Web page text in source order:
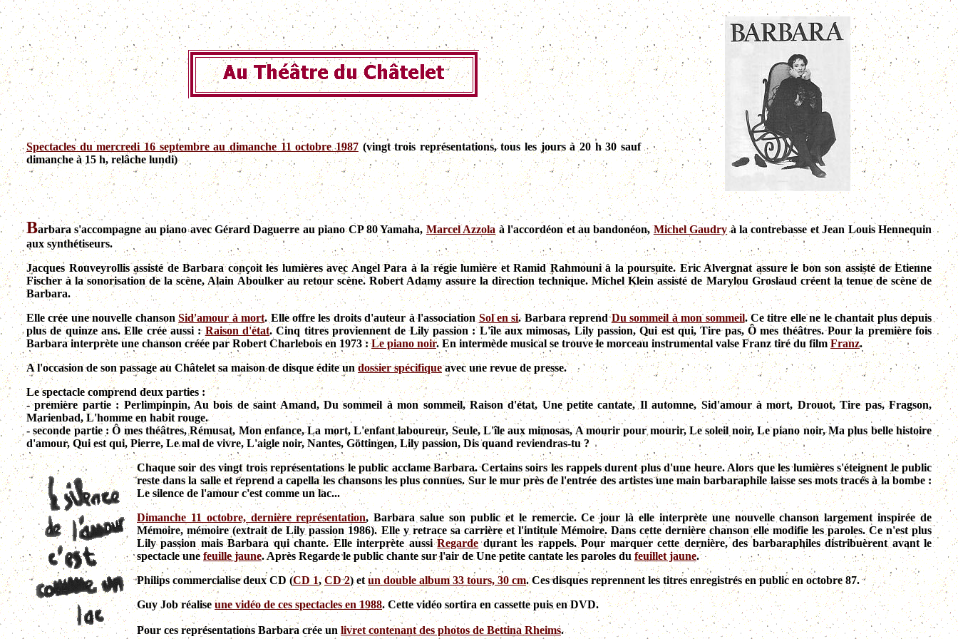
Spectacles du mercredi 16 septembre au dimanche 11 octobre 1987 (vingt trois représentations, tous les jours à 20 h 30 sauf
dimanche à 15 h, relâche lundi)
Barbara s'accompagne au piano avec Gérard Daguerre au piano CP 80 Yamaha, Marcel Azzolaà l'accordéon et au bandonéon,Michel Gaudryà la contrebasse et Jean Louis Hennequin
aux synthétiseurs.
Jacques Rouveyrollis assisté de Barbara conçoit les lumières avec Angel Para à la régie lumière et Ramid Rahmouni à la poursuite. Eric Alvergnat assure le bon son assisté de Etienne
Fischer à la sonorisation de la scène, Alain Aboulker au retour scène. Robert Adamy assure la direction technique. Michel Klein assisté de Marylou Groslaud créent la tenue de scène de
Barbara.
Elle crée une nouvelle chansonSid'amour à mort. Elle offre les droits d'auteur à l'associationSol en si. Barbara reprendDu sommeil à mon sommeil. Ce titre elle ne le chantait plus depuis
plus de quinze ans. Elle crée aussi :Raison d'état.Cinq titres proviennent de Lily passion : L'île aux mimosas, Lily passion, Qui est qui, Tire pas, Ô mes théâtres. Pour la première fois
Barbara interprète une chanson créée par Robert Charlebois en 1973 :Le piano noir. En intermède musical se trouve le morceau instrumental valse Franz tiré du filmFranz.
A l'occasion de son passage au Châtelet sa maison de disque édite undossier spécifiqueavec une revue de presse.
Le spectacle comprend deux parties :
- première partie : Perlimpinpin, Au bois de saint Amand, Du sommeil à mon sommeil, Raison d'état, Une petite cantate, Il automne, Sid'amour à mort, Drouot, Tire pas, Fragson,
Marienbad, L'homme en habit rouge.
- seconde partie : Ô mes théâtres, Rémusat, Mon enfance, La mort, L'enfant laboureur, Seule, L'île aux mimosas, A mourir pour mourir, Le soleil noir, Le piano noir, Ma plus belle histoire
d'amour, Qui est qui, Pierre, Le mal de vivre, L'aigle noir, Nantes, Göttingen, Lily passion, Dis quand reviendras-tu ?
Chaque soir des vingt trois représentations le public acclame Barbara. Certains soirs les rappels durent plus d'une heure. Alors que les lumières s'éteignent le public
reste dans la salle et reprend a capella les chansons les plus connues. Sur le mur près de l'entrée des artistes une main barbaraphile laisse ses mots tracés à la bombe :
Le silence de l'amour c'est comme un lac...
Dimanche 11 octobre, dernière représentation, Barbara salue son public et le remercie. Ce jour là elle interprète une nouvelle chanson largement inspirée de
Mémoire, mémoire (extrait de Lily passion 1986). Elle y retrace sa carrière et l'intitule Mémoire. Dans cette dernière chanson elle modifie les paroles. Ce n'est plus
Lily passion mais Barbara qui chante. Elle interprète aussiRegardedurant les rappels. Pour marquer cette dernière, des barbaraphiles distribuèrent avant le
spectacle une feuille jaune. Après Regarde le public chante sur l'air de Une petite cantate les paroles du feuillet jaune.
Philips commercialise deux CD (CD 1,CD 2) etun double album 33 tours, 30 cm. Ces disques reprennent les titres enregistrés en public en octobre 87.
Guy Job réaliseune vidéo de ces spectacles en 1988. Cette vidéo sortira en cassette puis en DVD.
Pour ces représentations Barbara crée un livret contenant des photos de Bettina Rheims.